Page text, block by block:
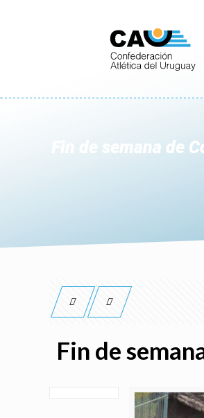
Fin de semana de
Fin de